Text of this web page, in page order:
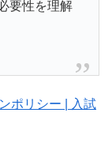
要性を理解
ポリシー | 入試